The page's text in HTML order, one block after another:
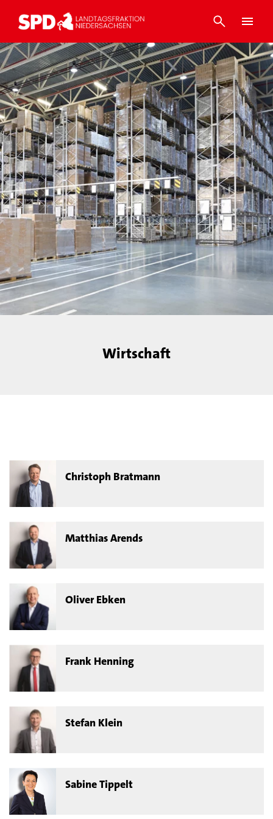
Wirtschaft
Christoph Bratmann
Matthias Arends
Oliver Ebken
Frank Henning
Stefan Klein
Sabine Tippelt